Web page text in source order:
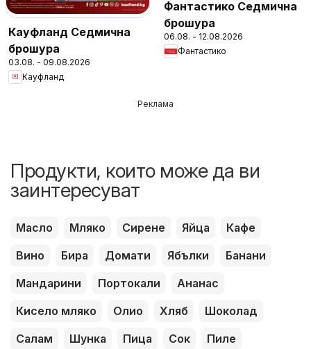
Кауфланд Седмична
брошура
03.08. - 09.08.2026
Кауфланд
Фантастико Седмична
брошура
06.08. - 12.08.2026
Фантастико
Реклама
Продукти, които може да ви
заинтересуват
Масло Мляко Сирене Яйца
Кафе
Вино
Бира Домати Ябълки
Банани
Мандарини
Портокали
Ананас
Кисело мляко
Олио Хляб
Шоколад
Салам
Шунка Пица Сок
Пиле